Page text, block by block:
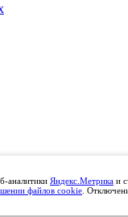
аналитики Яндекс.Метрика и
файлов cookie .